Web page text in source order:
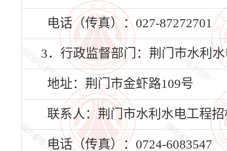
电话（传真）：027-87272701
3．行政监督部门：荆门市水利
地址：荆门市金虾路109号
联系人：荆门市水利水电工程
电话（传真）：0724-6083547